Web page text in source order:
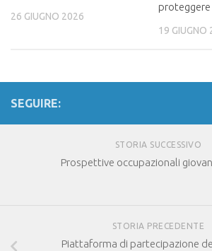
26 GIUGNO 2026
19 GIUGNO
SEGUIRE:
STORIA SUCCESSIVO
Prospettive occupazionali
STORIA PRECEDENTE
Piattaforma di partecipazione